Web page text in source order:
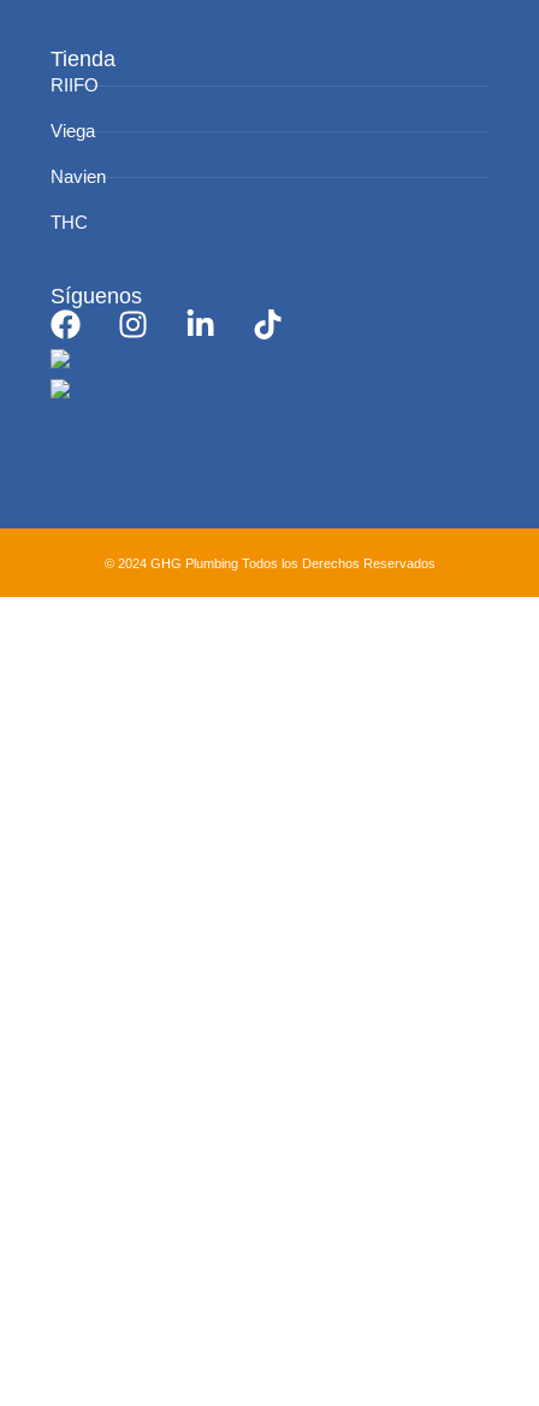
Tienda
RIIFO
Viega
Navien
THC
Síguenos
© 2024 GHG Plumbing Todos los Derechos Reservados